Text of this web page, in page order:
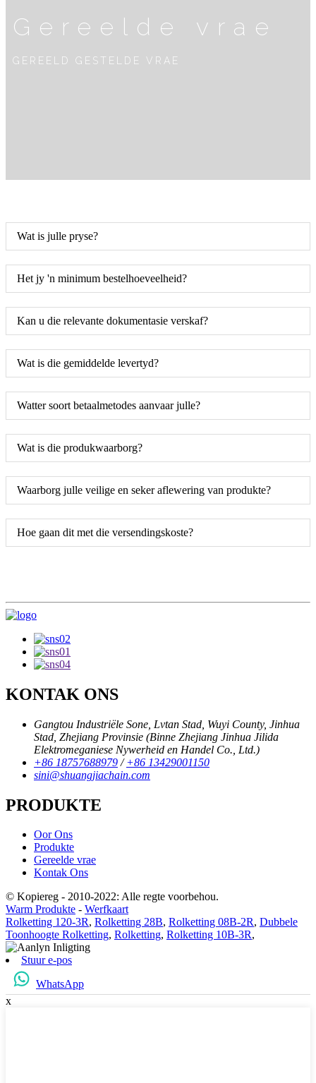
Gereelde vrae
GEREELD GESTELDE VRAE
Wat is julle pryse?
Het jy 'n minimum bestelhoeveelheid?
Kan u die relevante dokumentasie verskaf?
Wat is die gemiddelde levertyd?
Watter soort betaalmetodes aanvaar julle?
Wat is die produkwaarborg?
Waarborg julle veilige en seker aflewering van produkte?
Hoe gaan dit met die versendingskoste?
KONTAK ONS
Gangtou Industriële Sone, Lvtan Stad, Wuyi County, Jinhua
Stad, Zhejiang Provinsie (Binne Zhejiang Jinhua Jilida
Elektromeganiese Nywerheid en Handel Co., Ltd.)
+86 18757688979 /+86 13429001150
sini@shuangjiachain.com
PRODUKTE
Oor Ons
Produkte
Gereelde vrae
Kontak Ons
© Kopiereg - 2010-2022: Alle regte voorbehou.
Warm Produkte - Werfkaart
Rolketting 120-3R, Rolketting 28B, Rolketting 08B-2R, Dubbele
Toonhoogte Rolketting, Rolketting, Rolketting 10B-3R,
Stuur e-pos
WhatsApp
x